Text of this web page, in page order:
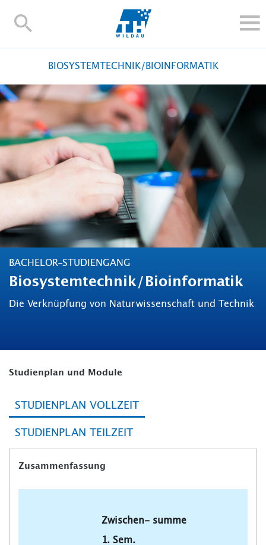
TH-
FORSCHUNG UND TRANSFER
HOCHSCHULE
INTERNATIONAL
BESCHÄFTIGTE
Kontakt und Anfahrt Webmail Moodle
TH Online-Portal Personensuche English
BIOSYSTEMTECHNIK/BIOINFORMATIK
BACHELOR-STUDIENGANG
Biosystemtechnik/Bioinformatik
Die Verknüpfung von Naturwissenschaft und Technik
Studienplan und Module
STUDIENPLAN VOLLZEIT
STUDIENPLAN TEILZEIT
Zusammenfassung
Zwischen- summe
1. Sem.